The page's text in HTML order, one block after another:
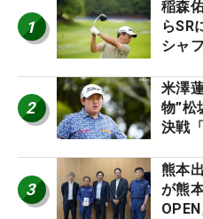
1
稲森
らSR
シャ
ーの
2
米澤
物”
決戦
3
熊本
が熊